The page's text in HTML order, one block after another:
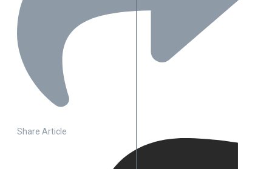
Share Article